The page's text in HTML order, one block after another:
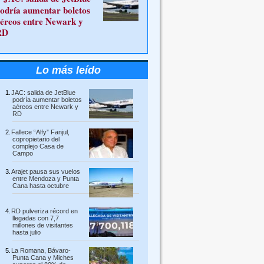
aumentar boletos
entre Newark y
Lo más leído
JAC: salida de JetBlue
podría aumentar boletos
aéreos entre Newark y
RD
Fallece “Alfy” Fanjul,
copropietario del
complejo Casa de
Campo
Arajet pausa sus vuelos
entre Mendoza y Punta
Cana hasta octubre
RD pulveriza récord en
llegadas con 7,7
millones de visitantes
hasta julio
La Romana, Bávaro-
Punta Cana y Miches